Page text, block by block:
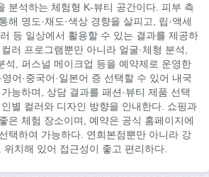
분석하는 체험형 K-뷰티 공간이다. 피부 측
해 명도·채도·색상 경향을 살피고, 립·액세
등 일상에서 활용할 수 있는 결과를 제공하
러 프로그램뿐만 아니라 얼굴·체형 분석,
석, 퍼스널 메이크업 등을 예약제로 운영한
어·중국어·일본어 증 선택할 수 있어 내국
능하며, 상담 결과를 패션·뷰티 제품 선택
별 컬러와 디자인 방향을 안내한다. 쇼핑과
은 체험 장소이며, 예약은 공식 홈페이지에
택하여 가능하다. 연희본점뿐만 아니라 강
치해 있어 접근성이 좋고 편리하다.